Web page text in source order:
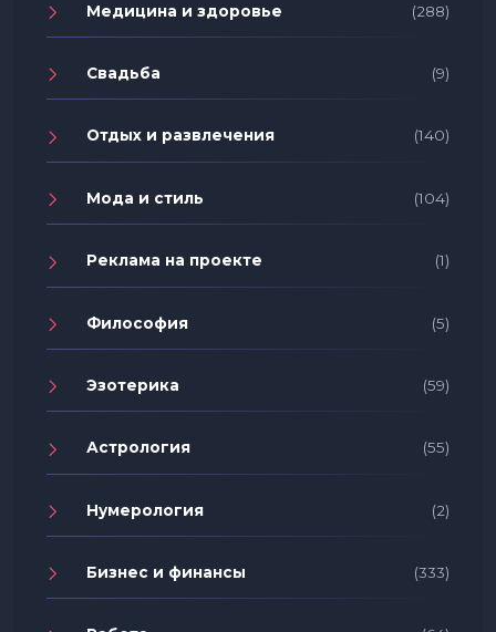
Медицина и здоровье (288)
Свадьба (9)
Отдых и развлечения (140)
Мода и стиль (104)
Реклама на проекте (1)
Философия (5)
Эзотерика (59)
Астрология (55)
Нумерология (2)
Бизнес и финансы (333)